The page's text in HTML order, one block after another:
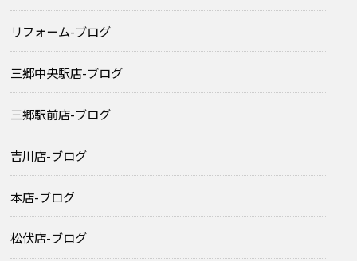
リフォーム-ブログ
三郷中央駅店-ブログ
三郷駅前店-ブログ
吉川店-ブログ
本店-ブログ
松伏店-ブログ